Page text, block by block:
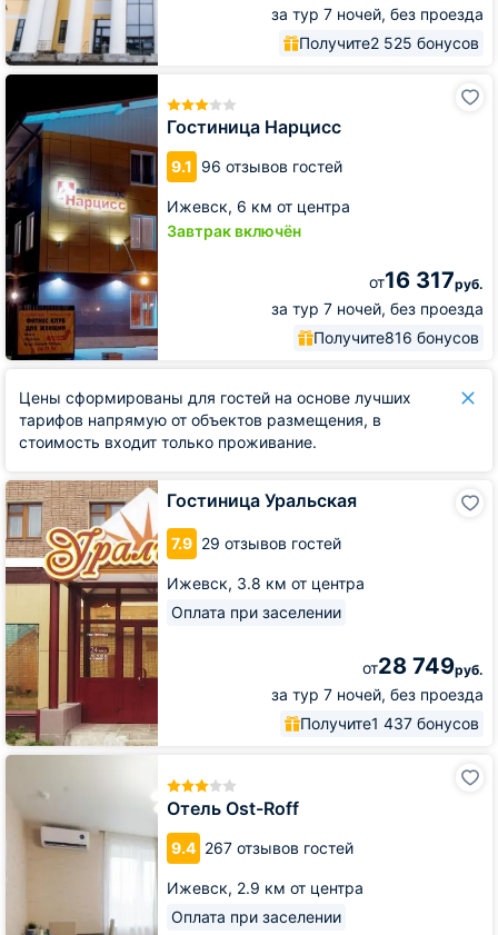
за тур 7 ночей, без проезда
Получите2 525 бонусов
Гостиница Нарцисс
9.1 96 отзывов гостей
Ижевск, 6 км от центра
Завтрак включён
от16 317руб.
за тур 7 ночей, без проезда
Получите816 бонусов
Гостиница
Цены сформированы для гостей на основе лучших
тарифов напрямую от объектов размещения, в
стоимость входит только проживание.
Гостиница Уральская
7.9 29 отзывов гостей
Ижевск, 3.8 км от центра
Оплата при заселении
от28 749руб.
за тур 7 ночей, без проезда
Получите1 437 бонусов
Гостиница
Уральская
Отель Ost-Roff
9.4 267 отзывов гостей
Ижевск, 2.9 км от центра
Оплата при заселении
Отель